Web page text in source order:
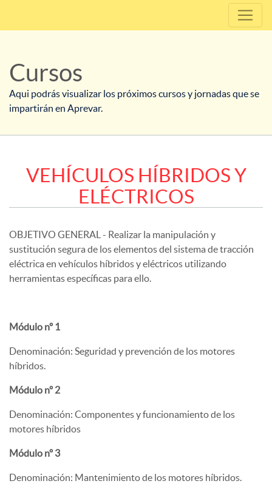
Cursos
Aqui podrás visualizar los próximos cursos y jornadas que se
impartirán en Aprevar.
VEHÍCULOS HÍBRIDOS Y
ELÉCTRICOS
OBJETIVO GENERAL - Realizar la manipulación y
sustitución segura de los elementos del sistema de tracción
eléctrica en vehículos híbridos y eléctricos utilizando
herramientas específicas para ello.
Módulo nº 1
Denominación: Seguridad y prevención de los motores
híbridos.
Módulo nº 2
Denominación: Componentes y funcionamiento de los
motores híbridos
Módulo nº 3
Denominación: Mantenimiento de los motores híbridos.